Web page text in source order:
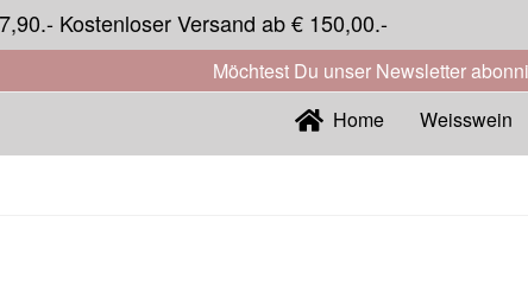
Kostenloser Versand ab € 150,00.-
Möchtest Du unser Newsletter
Home
Weisswein